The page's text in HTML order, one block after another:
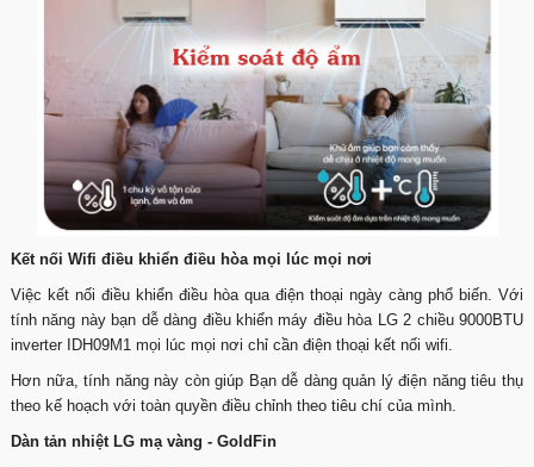
Kết nối Wifi điều khiển điều hòa mọi lúc mọi nơi
Việc kết nối điều khiển điều hòa qua điện thoại ngày càng phổ biến. Với
tính năng này bạn dễ dàng điều khiển máy điều hòa LG 2 chiều 9000BTU
inverter IDH09M1 mọi lúc mọi nơi chỉ cần điện thoại kết nối wifi.
Hơn nữa, tính năng này còn giúp Bạn dễ dàng quản lý điện năng tiêu thụ
theo kế hoạch với toàn quyền điều chỉnh theo tiêu chí của mình.
Dàn tản nhiệt LG mạ vàng - GoldFin